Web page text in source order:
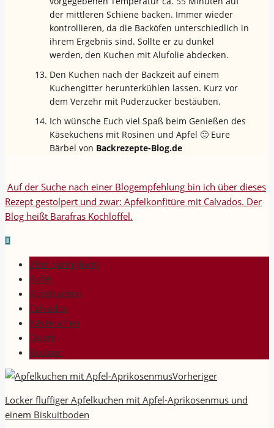
der mittleren Schiene backen. Immer wieder
kontrollieren, da die Backöfen unterschiedlich in
ihrem Ergebnis sind. Sollte er zu dunkel
werden, den Kuchen mit Alufolie abdecken.
Den Kuchen nach der Backzeit auf einem
Kuchengitter herunterkühlen lassen. Kurz vor
dem Verzehr mit Puderzucker bestäuben.
Ich wünsche Euch viel Spaß beim Genießen des
Käsekuchens mit Rosinen und Apfel 🙂 Eure
Bärbel von Backrezepte-Blog.de
Auf der Suche nach einer Blogempfehlung bin ich über dieses
Rezept gestolpert und zwar: Apfelkonfitüre mit Calvados. Der
Blog heißt Barafras Kochlöffel.
26er Springform
Apfel
Apfelkuchen
Calvados
Käsekuchen
Quark
Rosinen
Vorheriger
Locker fluffiger Apfelkuchen mit Apfel-Aprikosenmus und
einem Biskuitboden